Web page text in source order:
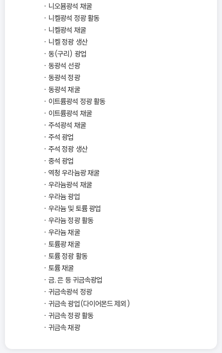
니오븀광석 채굴
니켈광석 정광 활동
니켈광석 채굴
니켈 정광 생산
동(구리) 광업
동광석 선광
동광석 정광
동광석 채굴
이트륨광석 정광 활동
이트륨광석 채굴
주석광석 채굴
주석 광업
주석 정광 생산
중석 광업
역청 우라늄광 채굴
우라늄광석 채굴
우라늄 광업
우라늄 및 토륨 광업
우라늄 정광 활동
우라늄 채굴
토륨광 채굴
토륨 정광 활동
토륨 채굴
금, 은 등 귀금속광업
귀금속광석 정광
귀금속 광업(다이어몬드 제외)
귀금속 정광 활동
귀금속 채광